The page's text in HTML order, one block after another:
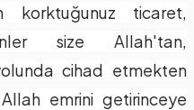
korktuğunuz ticaret,
size Allah'tan,
cihad etmekten
emrini getirinceye